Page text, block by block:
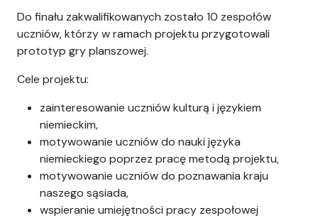
Do finału zakwalifikowanych zostało 10 zespołów
uczniów, którzy w ramach projektu przygotowali
prototyp gry planszowej.
Cele projektu:
zainteresowanie uczniów kulturą i językiem
niemieckim,
motywowanie uczniów do nauki języka
niemieckiego poprzez pracę metodą projektu,
motywowanie uczniów do poznawania kraju
naszego sąsiada,
wspieranie umiejętności pracy zespołowej